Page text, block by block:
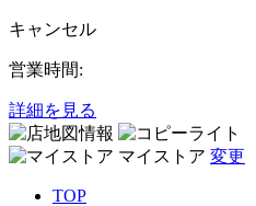
キャンセル
営業時間:
詳細を見る
マイストア 変更
TOP